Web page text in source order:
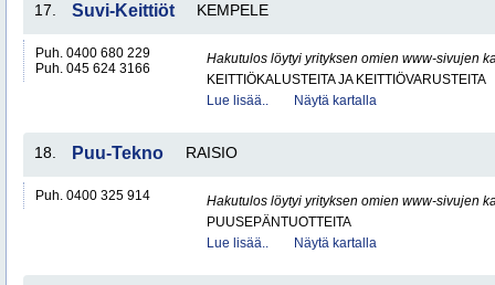
17. Suvi-Keittiöt KEMPELE
Puh. 0400 680 229
Puh. 045 624 3166
Hakutulos löytyi yrityksen omien www-sivujen
KEITTIÖKALUSTEITA JA KEITTIÖVARUSTEITA
Lue lisää..
Näytä kartalla
18. Puu-Tekno RAISIO
Puh. 0400 325 914
Hakutulos löytyi yrityksen omien www-sivujen
PUUSEPÄNTUOTTEITA
Lue lisää..
Näytä kartalla